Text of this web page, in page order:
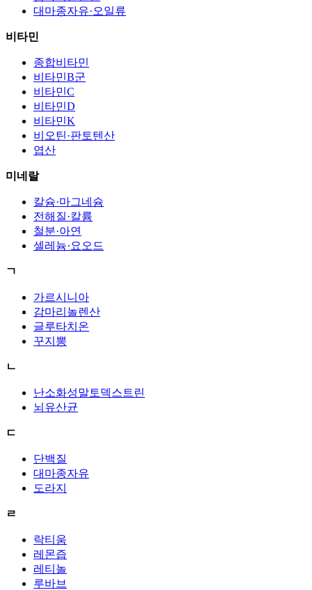
대마종자유·오일류
비타민
종합비타민
비타민B군
비타민C
비타민D
비타민K
비오틴·판토텐산
엽산
미네랄
칼슘·마그네슘
전해질·칼륨
철분·아연
셀레늄·요오드
ㄱ
가르시니아
감마리놀렌산
글루타치온
꾸지뽕
ㄴ
난소화성말토덱스트린
뇌유산균
ㄷ
단백질
대마종자유
도라지
ㄹ
락티움
레몬즙
레티놀
루바브